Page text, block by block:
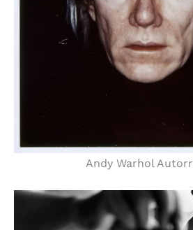
Andy Warhol